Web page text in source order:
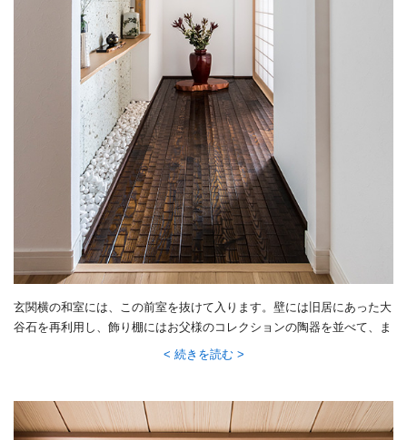
玄関横の和室には、この前室を抜けて入ります。壁には旧居にあった大
谷石を再利用し、飾り棚にはお父様のコレクションの陶器を並べて、ま
るで料亭の離れのような演出。「洋と和の空間をつなぐ、ほっと落ち着
続きを読む